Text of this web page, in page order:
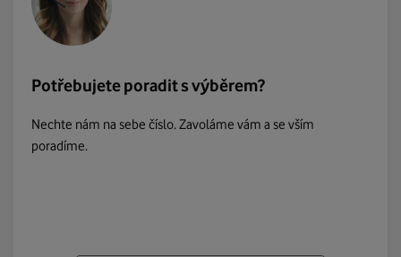
Potřebujete poradit s výběrem?
Nechte nám na sebe číslo. Zavoláme vám a se vším
poradíme.